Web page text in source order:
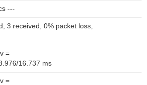
---
3 received, 0% packet loss,
=
16.737 ms
=